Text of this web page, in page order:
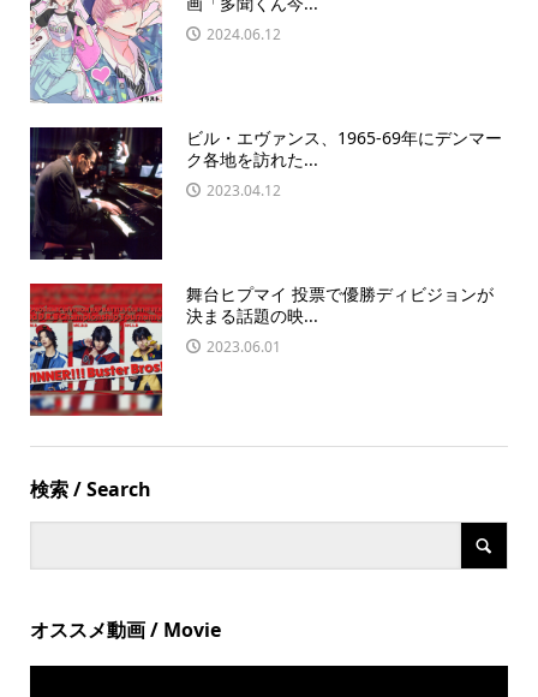
2024.06.12
ビル・エヴァンス、1965-69年にデンマー
ク各地を訪れた...
2023.04.12
舞台ヒプマイ 投票で優勝ディビジョンが
決まる話題の映...
2023.06.01
検索 / Search
オススメ動画 / Movie